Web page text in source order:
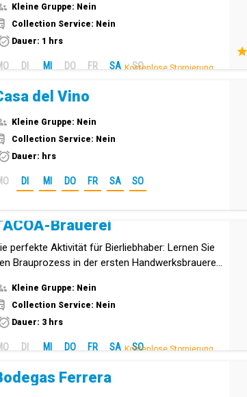
Kleine Gruppe: Nein
Collection Service: Nein
Dauer: 1 hrs
DI MI DO FR SA SO
Kostenlose Stornierung.
del Vino
Kleine Gruppe: Nein
Collection Service: Nein
Dauer: hrs
DI MI DO FR SA SO
Brauerei
perfekte Aktivität für Bierliebhaber: Lernen Sie
Brauprozess in der ersten Handwerksbrauerei
Kleine Gruppe: Nein
Collection Service: Nein
Dauer: 3 hrs
DI MI DO FR SA SO
Kostenlose Stornierung.
Ferrera